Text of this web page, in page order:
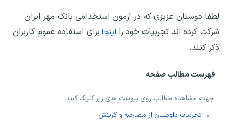
لطفا دوستان عزیزی که در آزمون استخدامی بانک مهر ایران
شرکت کرده اند تجربیات خود را اینجا برای استفاده عموم کاربران
ذکر کنند.
فهرست مطالب صفحه
جهت مشاهده مطالب روی پیوست های زیر کلیک کنید
تجربیات داوطلبان از مصاحبه و گزینش